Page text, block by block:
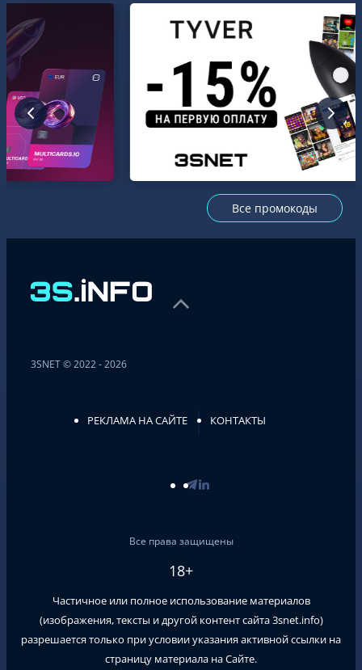
Все промокоды
3SNET © 2022 - 2026
РЕКЛАМА НА САЙТЕ КОНТАКТЫ
Все права защищены
18+
Частичное или полное использование материалов
(изображения, тексты и другой контент сайта3snet.info)
разрешается только при условии указания активной ссылки на
страницу материала на Сайте.